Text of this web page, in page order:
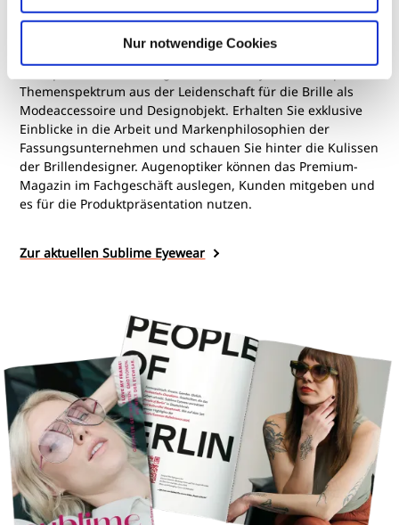
Nur notwendige Cookies
Das Magazin für Brillenliebhaber
Themenspektrum aus der Leidenschaft für die Brille als
Modeaccessoire und Designobjekt. Erhalten Sie exklusive
Einblicke in die Arbeit und Markenphilosophien der
Fassungsunternehmen und schauen Sie hinter die Kulissen
der Brillendesigner. Augenoptiker können das Premium-
Magazin im Fachgeschäft auslegen, Kunden mitgeben und
es für die Produktpräsentation nutzen.
Zur aktuellen Sublime Eyewear